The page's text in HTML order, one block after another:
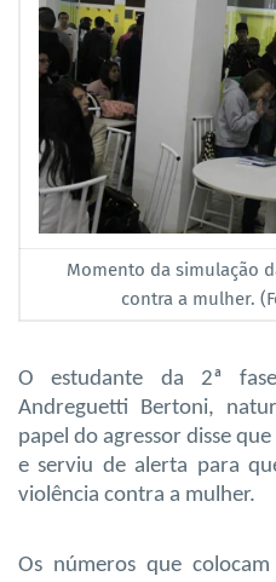
Momento da simulação
contra a mulher.
O estudante da 2ª
Andreguetti Bertoni,
papel do agressor disse
e serviu de alerta para
violência contra a mulher.
Os números que